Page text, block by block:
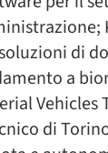
di
a
Vehicles
di